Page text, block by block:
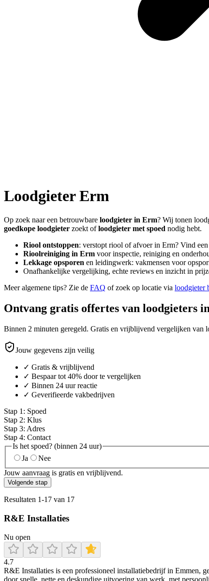
LoodgieterErm
Op zoek naar een betrouwbare loodgieter in Erm? Wij tonen
goedkope loodgieter zoekt ofloodgieter met spoed nodig hebt.
Riool ontstoppen: verstopt riool of afvoer in Erm? Vind een
Rioolreiniging in Erm voor inspectie, reiniging en
Lekkage opsporen en leidingwerk: vakmensen voor
Onafhankelijke vergelijking, echte reviews en inzicht in
Meer algemene tips? Zie de FAQ of zoek op locatie via loodgieter
Ontvang gratis offertes van loodgieters in
Binnen 2 minuten geregeld. Gratis en vrijblijvend vergelijken van
Jouw gegevens zijn veilig
✓ Gratis & vrijblijvend
✓ Bespaar tot 40% door te vergelijken
✓ Binnen 24 uur reactie
✓ Geverifieerde vakbedrijven
Stap 1 : Spoed
Stap 2: Klus
Stap 3: Adres
Stap 4: Contact
Is het spoed? (binnen 24 uur)
Ja
Nee
Jouw aanvraag is gratis en vrijblijvend.
Volgende stap
Resultaten 1-17 van 17
R&E Installaties
Nu open
4.7
R&E Installaties is een professioneel installatiebedrijf in Emmen,
door snelle, nette en deskundige uitvoering van werk, met